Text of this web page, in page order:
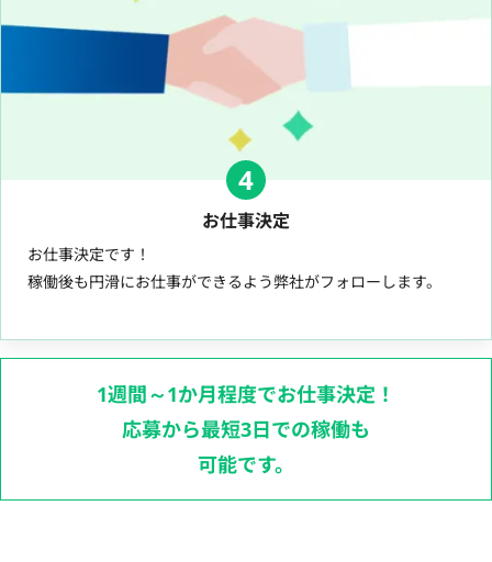
4
お仕事決定
お仕事決定です！
稼働後も円滑にお仕事ができるよう弊社がフォローします。
1週間～1か月程度でお仕事決定！
応募から最短3日での稼働も
可能です。